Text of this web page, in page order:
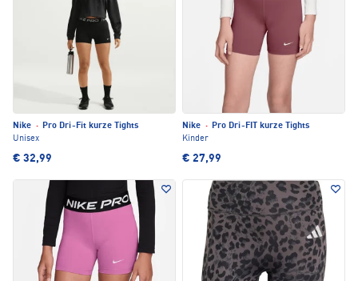
Nike · Pro Dri-Fit kurze Tights
Unisex
€ 32,99
Nike · Pro Dri-FIT kurze Tights
Kinder
€ 27,99